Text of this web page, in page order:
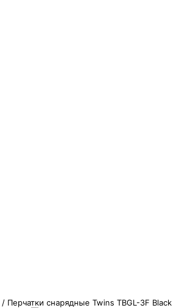
/ Перчатки снарядные Twins TBGL-3F Black